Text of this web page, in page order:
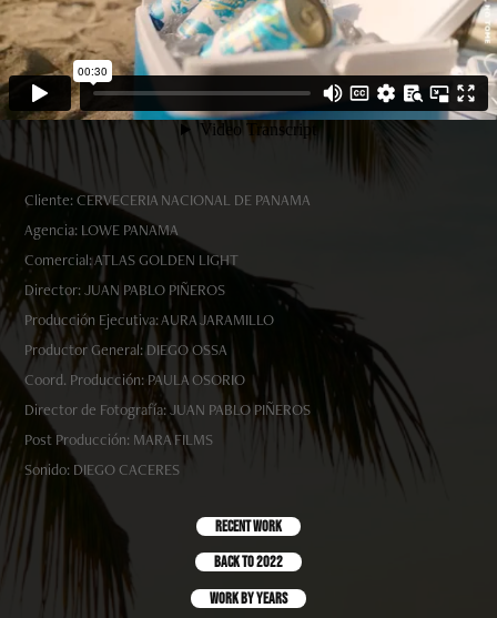
Cliente: CERVECERIA NACIONAL DE PANAMA
Agencia: LOWE PANAMA
Comercial: ATLAS GOLDEN LIGHT
Director: JUAN PABLO PIÑEROS
Producción Ejecutiva: AURA JARAMILLO
Productor General: DIEGO OSSA
Coord. Producción: PAULA OSORIO
Director de Fotografía: JUAN PABLO PIÑEROS
Post Producción: MARA FILMS
Sonido: DIEGO CACERES
Recent Work
Back to 2022
work by years